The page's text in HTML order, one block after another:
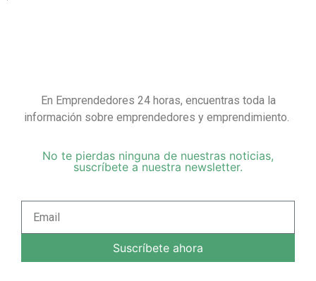
En Emprendedores 24 horas, encuentras toda la
información sobre emprendedores y emprendimiento.
No te pierdas ninguna de nuestras noticias,
suscríbete a nuestra newsletter.
Suscríbete ahora